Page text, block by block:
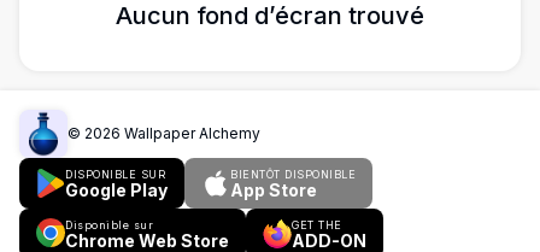
Aucun fond d’écran trouvé
© 2026 Wallpaper Alchemy
DISPONIBLE SUR
Google Play
BIENTÔT DISPONIBLE
App Store
Disponible sur
Chrome Web Store
GET THE
ADD-ON